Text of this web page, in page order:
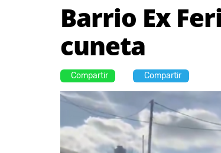
Barrio Ex
cuneta
Compartir Compartir